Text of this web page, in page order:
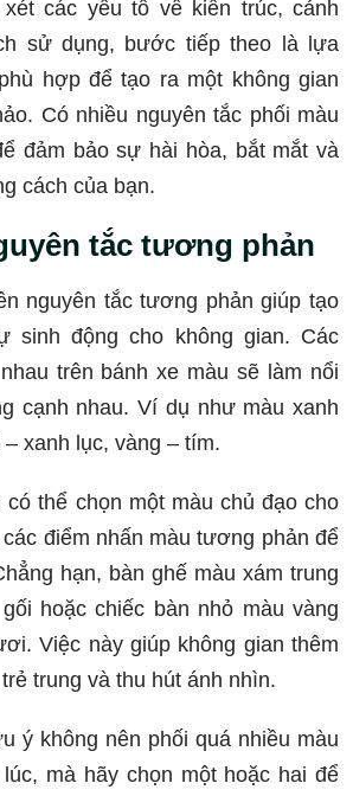
các yếu tố về kiến trúc, cảnh
sử dụng, bước tiếp theo là lựa
hợp để tạo ra một không gian
Có nhiều nguyên tắc phối màu
đảm bảo sự hài hòa, bắt mắt và
cách của bạn.
tắc tương phản
nguyên tắc tương phản giúp tạo
sinh động cho không gian. Các
trên bánh xe màu sẽ làm nổi
cạnh nhau. Ví dụ như màu xanh
xanh lục, vàng – tím.
có thể chọn một màu chủ đạo cho
điểm nhấn màu tương phản để
hạn, bàn ghế màu xám trung
hoặc chiếc bàn nhỏ màu vàng
Việc này giúp không gian thêm
trung và thu hút ánh nhìn.
ý không nên phối quá nhiều màu
mà hãy chọn một hoặc hai để